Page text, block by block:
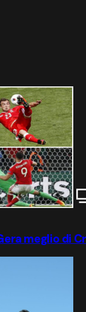
meglio di